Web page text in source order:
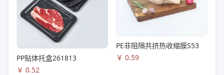
PP贴体托盒261813
￥ 0.52
PE非阻隔共挤热收缩膜S53
￥ 0.59